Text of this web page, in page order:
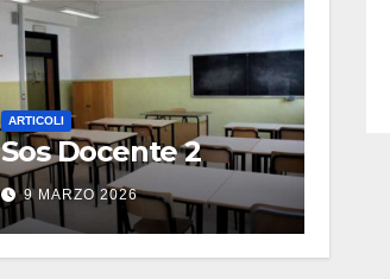
ARTICOLI
Sos Docente 2
9 MARZO 2026